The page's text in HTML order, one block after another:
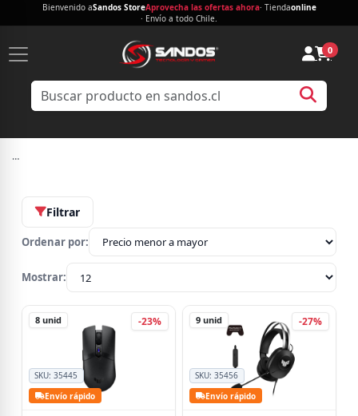
Bienvenido aSandos StoreAprovecha las ofertas ahora· Tiendaonline
· Envío a todo Chile.
0
…
Filtrar
Ordenar por:
Mostrar:
Envío rápido
-23%
SKU:35445
8 unid
Envío rápido
-27%
SKU:35456
9 unid